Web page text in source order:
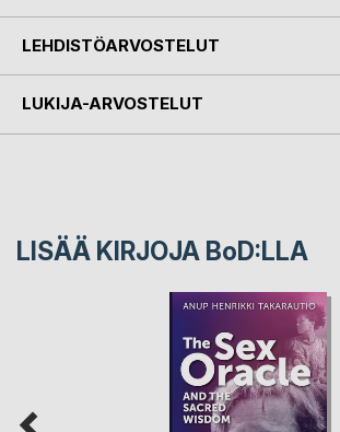
LEHDISTÖARVOSTELUT
LUKIJA-ARVOSTELUT
LISÄÄ KIRJOJA BoD:LLA